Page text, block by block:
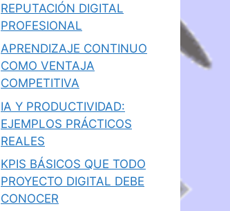
REPUTACIÓN DIGITAL
PROFESIONAL
APRENDIZAJE CONTINUO
COMO VENTAJA
COMPETITIVA
IA Y PRODUCTIVIDAD:
EJEMPLOS PRÁCTICOS
REALES
KPIS BÁSICOS QUE TODO
PROYECTO DIGITAL DEBE
CONOCER